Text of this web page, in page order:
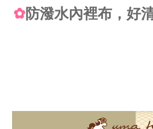
✿防潑水內裡布，好